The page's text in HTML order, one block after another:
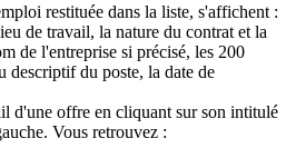
restituée dans la liste, s'affichent :
de travail, la nature du contrat et la
de l'entreprise si précisé, les 200
descriptif du poste, la date de
d'une offre en cliquant sur son intitulé
Vous retrouvez :